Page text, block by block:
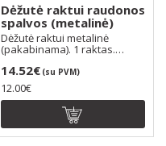
Dėžutė raktui raudonos
spalvos (metalinė)
Dėžutė raktui metalinė
(pakabinama). 1 raktas.
Spalva: raudona...
14.52€ (su PVM)
12.00€